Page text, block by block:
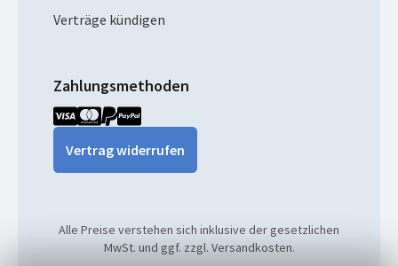
Verträge kündigen
Zahlungsmethoden
Vertrag widerrufen
Alle Preise verstehen sich inklusive der gesetzlichen
MwSt. und ggf. zzgl. Versandkosten.